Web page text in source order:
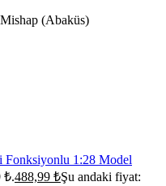
(Abaküs)
Fonksiyonlu 1:28 Model
₺.488,99 ₺Şu andaki fiyat: